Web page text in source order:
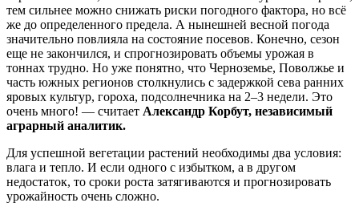
тем сильнее можно снижать риски погодного фактора, но всё
же до определенного предела. А нынешней весной погода
значительно повлияла на состояние посевов. Конечно, сезон
еще не закончился, и спрогнозировать объемы урожая в
тоннах трудно. Но уже понятно, что Черноземье, Поволжье и
часть южных регионов столкнулись с задержкой сева ранних
яровых культур, гороха, подсолнечника на 2–3 недели. Это
очень много! — считает Александр Корбут, независимый
аграрный аналитик.
Для успешной вегетации растений необходимы два условия:
влага и тепло. И если одного с избытком, а в другом
недостаток, то сроки роста затягиваются и прогнозировать
урожайность очень сложно.